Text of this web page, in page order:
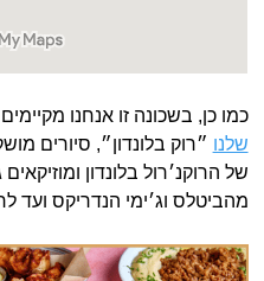
כמו כן, בשכונה זו אנחנו
שלנו ״רוק בלונדון״, סיורים
של הרוקנ׳רול בלונדון
מהביטלס וג׳ימי הנדריקס ועד